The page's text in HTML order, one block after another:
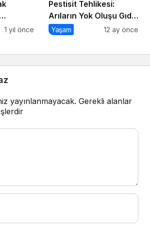
1 yıl önce
Pestisit Tehlikesi:
Arıların Yok Oluşu Gıda
Zincirini Çökertiyor!
Yaşam 12 ay önce
yayınlanmayacak. Gerekli alanlar